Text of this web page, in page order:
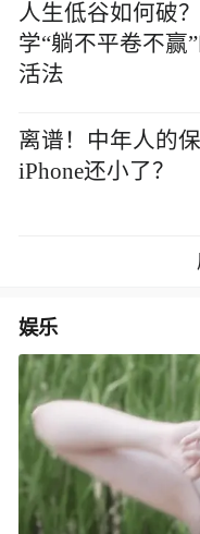
人生低谷如何破
学“躺不平卷不赢
活法
离谱！中年人的
iPhone还小了？
娱乐